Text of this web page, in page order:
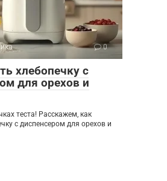
0
хлебопечку с
для орехов и
теста! Расскажем, как
с диспенсером для орехов и